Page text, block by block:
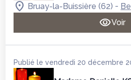
Bruay-la-Buissière (62) -
Voir
Publié le vendredi 20 décembre